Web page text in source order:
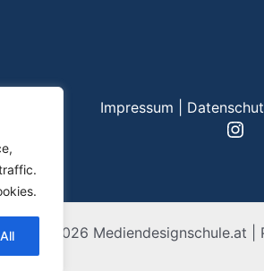
Impressum
© 2026 Mediendesignschule.at |